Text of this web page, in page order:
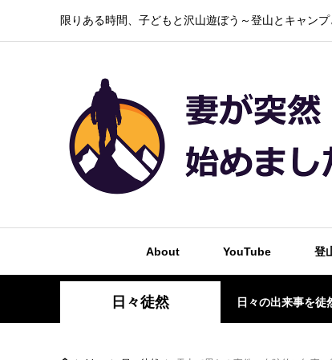
限りある時間、子どもと沢山遊ぼう～登山とキャン
About YouTube 登
日々徒然 日々の出来事を徒